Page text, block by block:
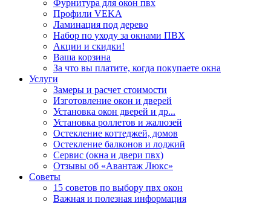
Фурнитура для окон пвх
Профили VEKA
Ламинация под дерево
Набор по уходу за окнами ПВХ
Акции и скидки!
Ваша корзина
За что вы платите, когда покупаете окна
Услуги
Замеры и расчет стоимости
Изготовление окон и дверей
Установка окон дверей и др...
Установка роллетов и жалюзей
Остекление коттеджей, домов
Остекление балконов и лоджий
Сервис (окна и двери пвх)
Отзывы об «Авантаж Люкс»
Советы
15 советов по выбору пвх окон
Важная и полезная информация